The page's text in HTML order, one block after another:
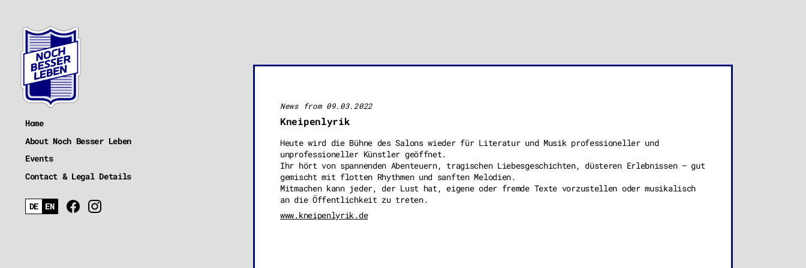
Home
About Noch Besser Leben
Events
Contact & Legal Details
News from 09.03.2022
Kneipenlyrik
Heute wird die Bühne des Salons wieder für Literatur und Musik professioneller und
unprofessioneller Künstler geöffnet.
Ihr hört von spannenden Abenteuern, tragischen Liebesgeschichten, düsteren Erlebnissen – gut
gemischt mit flotten Rhythmen und sanften Melodien.
Mitmachen kann jeder, der Lust hat, eigene oder fremde Texte vorzustellen oder musikalisch
an die Öffentlichkeit zu treten.
www.kneipenlyrik.de